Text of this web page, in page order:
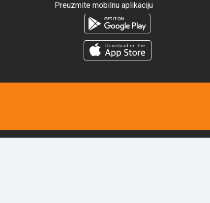
Preuzmite mobilnu aplikaciju